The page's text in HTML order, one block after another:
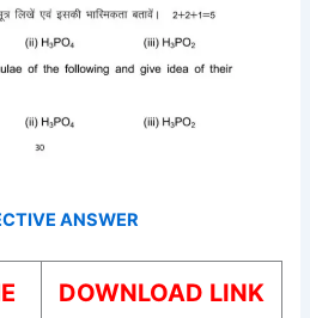
ANSWER
DOWNLOAD LINK